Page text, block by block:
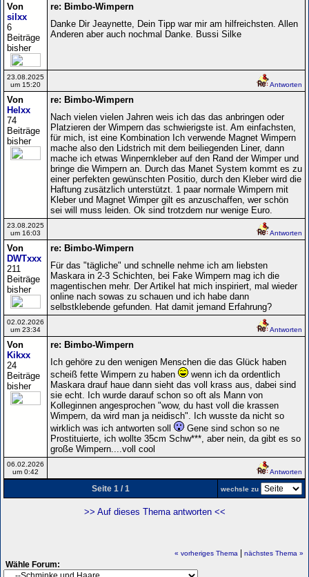
Von
silxx
6
Beiträge
bisher
re: Bimbo-Wimpern
Danke Dir Jeaynette, Dein Tipp war mir am hilfreichsten. Allen
Anderen aber auch nochmal Danke. Bussi Silke
23.08.2025
um 15:20
Antworten
Von
Helxx
74
Beiträge
bisher
re: Bimbo-Wimpern
Nach vielen vielen Jahren weis ich das das anbringen oder
Platzieren der Wimpern das schwierigste ist. Am einfachsten,
für mich, ist eine Kombination Ich verwende Magnet Wimpern
mache also den Lidstrich mit dem beiliegenden Liner, dann
mache ich etwas Winpernkleber auf den Rand der Wimper und
bringe die Wimpern an. Durch das Manet System kommt es zu
einer perfekten gewünschten Positio, durch den Kleber wird die
Haftung zusätzlich unterstützt. 1 paar normale Wimpern mit
Kleber und Magnet Wimper gilt es anzuschaffen, wer schön
sei will muss leiden. Ok sind trotzdem nur wenige Euro.
23.08.2025
um 16:03
Antworten
Von
DWTxxx
211
Beiträge
bisher
re: Bimbo-Wimpern
Für das "tägliche" und schnelle nehme ich am liebsten
Maskara in 2-3 Schichten, bei Fake Wimpern mag ich die
magentischen mehr. Der Artikel hat mich inspiriert, mal wieder
online nach sowas zu schauen und ich habe dann
selbstklebende gefunden. Hat damit jemand Erfahrung?
02.02.2026
um 23:34
Antworten
Von
Kikxx
24
Beiträge
bisher
re: Bimbo-Wimpern
Ich gehöre zu den wenigen Menschen die das Glück haben
scheiß fette Wimpern zu haben
wenn ich da ordentlich
Maskara drauf haue dann sieht das voll krass aus, dabei sind
sie echt. Ich wurde darauf schon so oft als Mann von
Kolleginnen angesprochen "wow, du hast voll die krassen
Wimpern, da wird man ja neidisch". Ich wusste da nicht so
wirklich was ich antworten soll
Gene sind schon so ne
Prostituierte, ich wollte 35cm Schw***, aber nein, da gibt es so
große Wimpern....voll cool
06.02.2026
um 0:42
Antworten
Seite 1 / 1 wechsle zu
>> Auf dieses Thema antworten <<
« vorheriges Thema nächstes Thema »
Wähle Forum: